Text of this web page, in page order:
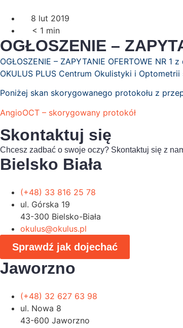
8 lut 2019
< 1 min
OGŁOSZENIE –
OGŁOSZENIE – ZAPYTANIE OFERTOWE NR 1
OKULUS PLUS Centrum Okulistyki i Optometrii
Poniżej skan skorygowanego protokołu z
AngioOCT – skorygowany protokół
Skontaktuj się
Chcesz zadbać o swoje oczy? Skontaktuj się z
Bielsko Biała
(+48) 33 816 25 78
ul. Górska 19
43-300 Bielsko-Biała
okulus@okulus.pl
Sprawdź jak dojechać
Jaworzno
(+48) 32 627 63 98
ul. Nowa 8
43-600 Jaworzno